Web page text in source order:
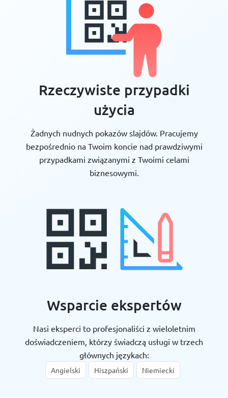
Rzeczywiste przypadki
użycia
Żadnych nudnych pokazów slajdów. Pracujemy
bezpośrednio na Twoim koncie nad prawdziwymi
przypadkami związanymi z Twoimi celami
biznesowymi.
Wsparcie ekspertów
Nasi eksperci to profesjonaliści z wieloletnim
doświadczeniem, którzy świadczą usługi w trzech
głównych językach:
Angielski Hiszpański Niemiecki